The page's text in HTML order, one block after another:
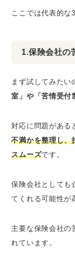
ここでは代表的な
1.保険会社の
まず試してみたい
室」や「苦情受付
対応に問題がある
不満かを整理し、
スムーズです。
保険会社としても
てくれる可能性が
主要な保険会社の
れています。